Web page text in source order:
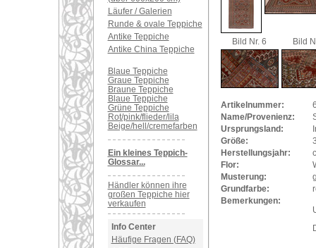
Läufer / Galerien
Runde & ovale Teppiche
Antike Teppiche
Antike China Teppiche
Blaue Teppiche
Graue Teppiche
Braune Teppiche
Blaue Teppiche
Grüne Teppiche
Rot/pink/flieder/lila
Beige/hell/cremefarben
Ein kleines Teppich-
Glossar...
Händler können ihre
großen Teppiche hier
verkaufen
Info Center
Häufige Fragen (FAQ)
Bild Nr. 6 Bild
Artikelnummer:
Name/Provenienz:
Ursprungsland:
Größe:
Herstellungsjahr:
Flor:
Musterung:
Grundfarbe:
Bemerkungen: